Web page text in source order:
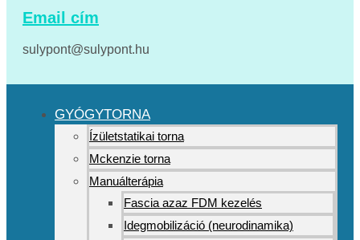
Email cím
sulypont@sulypont.hu
GYÓGYTORNA
Ízületstatikai torna
Mckenzie torna
Manuálterápia
Fascia azaz FDM kezelés
Idegmobilizáció (neurodinamika)